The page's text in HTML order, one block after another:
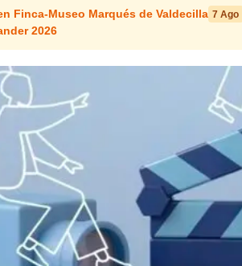
Finca-Museo Marqués de Valdecilla 7 Ago
2026